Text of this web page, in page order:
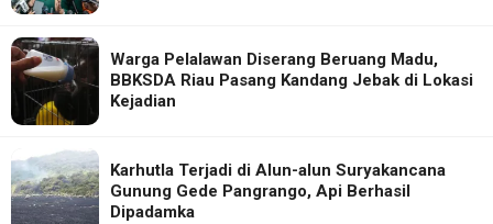
Warga Pelalawan Diserang Beruang Madu,
BBKSDA Riau Pasang Kandang Jebak di Lokasi
Kejadian
Karhutla Terjadi di Alun-alun Suryakancana
Gunung Gede Pangrango, Api Berhasil
Dipadamka